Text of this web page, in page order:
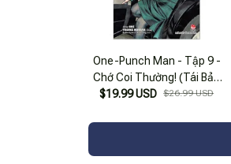
One-Punch Man - Tập 9 -
Chớ Coi Thường! (Tái Bản
2022)
$19.99 USD $26.99 USD